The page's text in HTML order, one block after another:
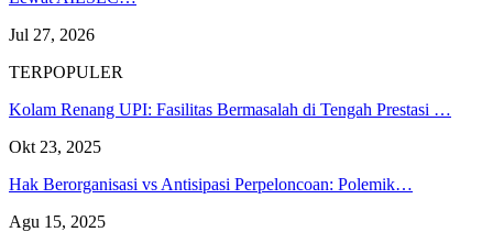
Jul 27, 2026
TERPOPULER
Kolam Renang UPI: Fasilitas Bermasalah di Tengah Prestasi …
Okt 23, 2025
Hak Berorganisasi vs Antisipasi Perpeloncoan: Polemik…
Agu 15, 2025